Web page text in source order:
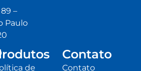
–
Paulo
de
Contato
Contato